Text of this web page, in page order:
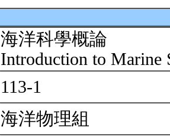
海洋科學概論
Introduction to Marine
113-1
海洋物理組